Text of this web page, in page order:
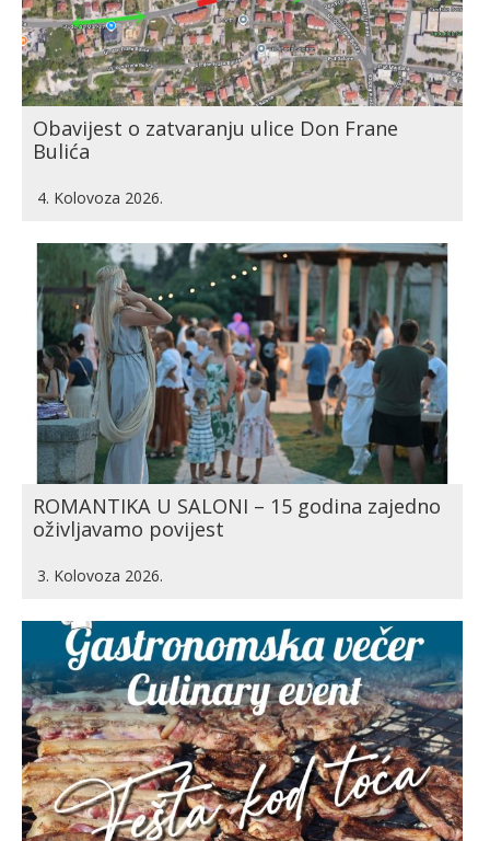
Obavijest o zatvaranju ulice Don Frane
Bulića
4. Kolovoza 2026.
ROMANTIKA U SALONI – 15 godina zajedno
oživljavamo povijest
3. Kolovoza 2026.